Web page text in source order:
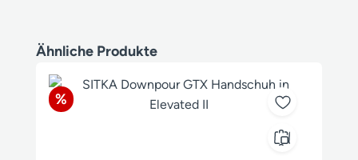
Produktgalerie überspringen
Ähnliche Produkte
Rabatt
%